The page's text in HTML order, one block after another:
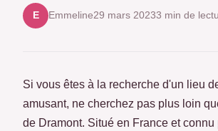
E Emmeline29 mars 20233 min de
Si vous êtes à la recherche d'un lieu
amusant, ne cherchez pas plus loin
de Dramont. Situé en France et connu